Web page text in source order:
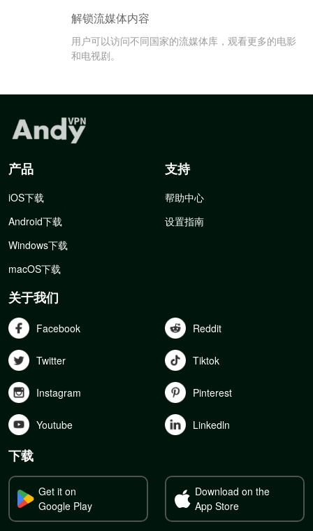
解锁流媒体内容
用户可以访问不同国家的流媒体库，观看更多的电影
和电视剧。
产品
iOS下载
Android下载
Windows下载
macOS下载
支持
帮助中心
设置指南
关于我们
Facebook Reddit
Twitter Tiktok
Instagram Pinterest
Youtube Linkedln
下载
Get it on
Google Play
Download on the
App Store